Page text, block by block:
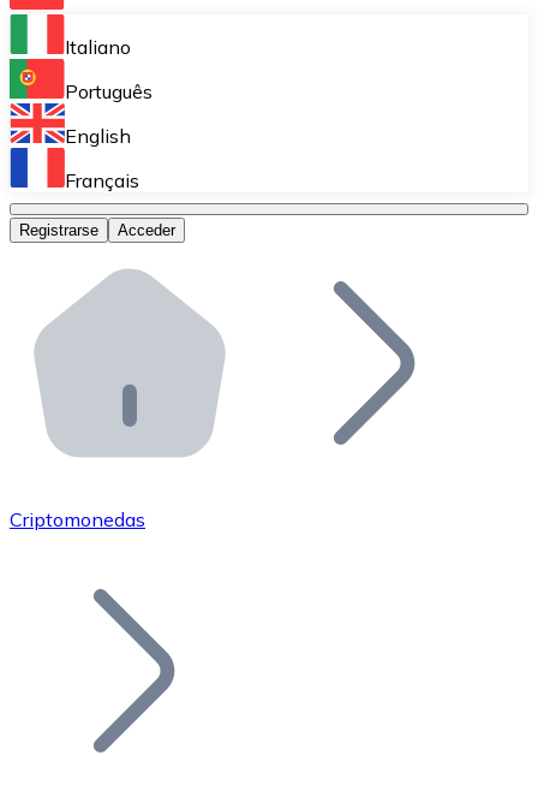
Bitnovo Ramp
Integra nuestra solución en tu plataforma.
Bitnovo Giftcards
Bitnovo OTC
Bitnovo ATM
Integra un ATM Bitnovo en tu negocio y permite que
Bitnovo API
Integra nuestra API en tu ecosistema.
Únete a nuestra red de distribuidores.
Añade tu proyecto a nuestro ecosistema.
Italiano
Português
English
Français
Registrarse Acceder
Criptomonedas